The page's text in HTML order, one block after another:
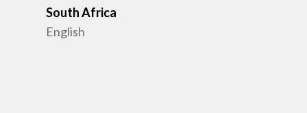
South Africa
English